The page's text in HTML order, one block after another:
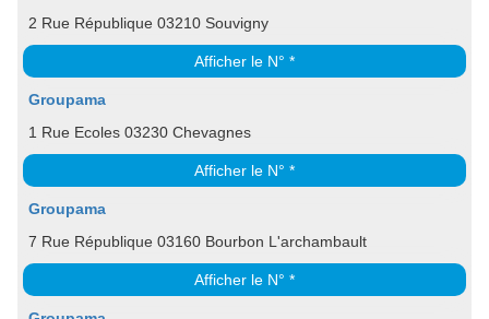
2 Rue République 03210 Souvigny
Afficher le N° *
Groupama
1 Rue Ecoles 03230 Chevagnes
Afficher le N° *
Groupama
7 Rue République 03160 Bourbon L'archambault
Afficher le N° *